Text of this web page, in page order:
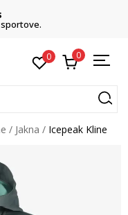
0 0
Jakna Icepeak Kline